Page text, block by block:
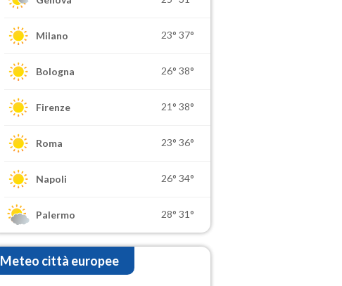
Milano 23° 37°
Bologna 26° 38°
Firenze 21° 38°
Roma 23° 36°
Napoli 26° 34°
Palermo 28° 31°
Meteo città europee